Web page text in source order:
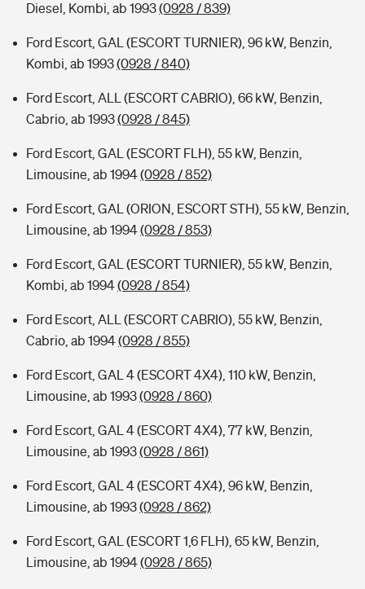
Diesel, Kombi, ab 1993(0928 / 839)
Ford Escort, GAL (ESCORT TURNIER), 96 kW, Benzin,
Kombi, ab 1993(0928 / 840)
Ford Escort, ALL (ESCORT CABRIO), 66 kW, Benzin,
Cabrio, ab 1993(0928 / 845)
Ford Escort, GAL (ESCORT FLH), 55 kW, Benzin,
Limousine, ab 1994(0928 / 852)
Ford Escort, GAL (ORION, ESCORT STH), 55 kW, Benzin,
Limousine, ab 1994(0928 / 853)
Ford Escort, GAL (ESCORT TURNIER), 55 kW, Benzin,
Kombi, ab 1994(0928 / 854)
Ford Escort, ALL (ESCORT CABRIO), 55 kW, Benzin,
Cabrio, ab 1994(0928 / 855)
Ford Escort, GAL 4 (ESCORT 4X4), 110 kW, Benzin,
Limousine, ab 1993(0928 / 860)
Ford Escort, GAL 4 (ESCORT 4X4), 77 kW, Benzin,
Limousine, ab 1993(0928 / 861)
Ford Escort, GAL 4 (ESCORT 4X4), 96 kW, Benzin,
Limousine, ab 1993(0928 / 862)
Ford Escort, GAL (ESCORT 1,6 FLH), 65 kW, Benzin,
Limousine, ab 1994(0928 / 865)